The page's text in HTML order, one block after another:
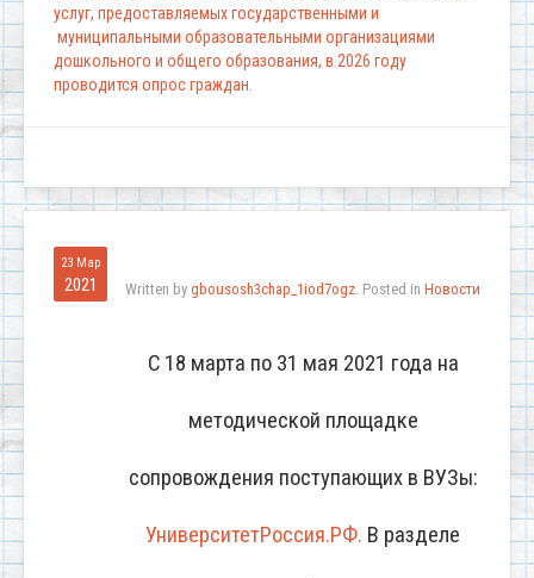
услуг, предоставляемых государственными и
муниципальными образовательными организациями
дошкольного и общего образования, в 2026 году
проводится опрос граждан.
23 Мар
2021 Written by gbousosh3chap_1iod7ogz. Posted in Новости
С 18 марта по 31 мая 2021 года на
методической площадке
сопровождения поступающих в ВУЗы:
УниверситетРоссия.РФ. В разделе